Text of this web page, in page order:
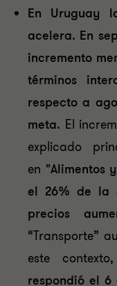
En Uruguay
acelera. En
incremento
términos
respecto a
meta. El
explicado
en "Alimentos
el 26% de la
precios
“Transporte”
este contexto,
respondió el